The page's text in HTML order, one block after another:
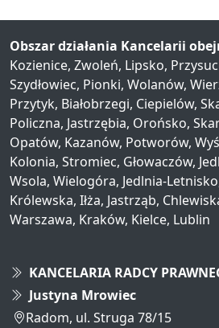
Obszar działania Kancelarii
Kozienice, Zwoleń, Lipsko,
Szydłowiec, Pionki, Wolanów,
Przytyk, Białobrzegi, Ciepielów,
Policzna, Jastrzębia, Orońsko,
Opatów, Kazanów, Potworów,
Kolonia, Stromiec, Głowaczów,
Wsola, Wielogóra, Jedlnia-
Królewska, Iłża, Jastrząb,
Warszawa, Kraków, Kielce, Lublin
KANCELARIA RADCY
Justyna Mrowiec
Radom, ul. Struga 78/15